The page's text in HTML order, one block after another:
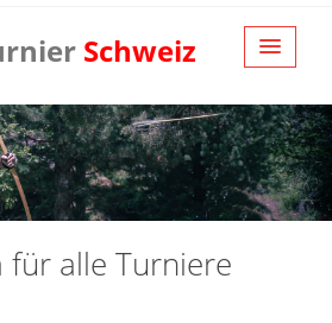
Schweiz
für alle Turniere